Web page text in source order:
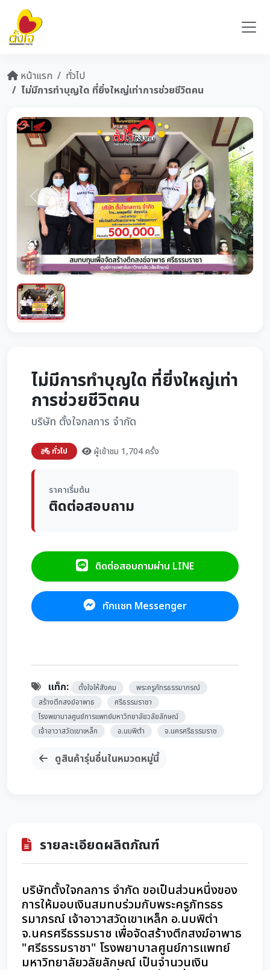
หน้าแรก
ทั่วไป
ไม่มีการทำบุญใด ที่ยิ่งใหญ่เท่าการช่วยชีวิตคน
Previous Next
ไม่มีการทำบุญใด ที่ยิ่งใหญ่เท่า
การช่วยชีวิตคน
บริษัท ตั้งใจกลการ จำกัด
ทั่วไป ผู้เข้าชม 1,704 ครั้ง
ราคาเริ่มต้น
ติดต่อสอบถาม
ติดต่อสอบถามผ่าน LINE
ทักแชท Messenger
แท็ก: ตั้งใจให้สังคม
พระครูภัทรธรรมาภรณ์
สร้างตึกสงฆ์อาพาธ
ศรีธรรมราชา
โรงพยาบาลศูนย์การแพทย์มหาวิทยาลัยวลัยลักษณ์
เจ้าอาวาสวัดเขาเหล็ก
อ.นบพิตำ จ.นครศรีธรรมราช
ดูสินค้ารุ่นอื่นในหมวดหมู่นี้
รายละเอียดผลิตภัณฑ์
บริษัทตั้งใจกลการ จำกัด ขอเป็นส่วนหนึ่งของ
การให้มอบเงินสมทบร่วมกับพระครูภัทรธร
รมาภรณ์ เจ้าอาวาสวัดเขาเหล็ก อ.นบพิตำ
จ.นครศรีธรรมราช เพื่อจัดสร้างตึกสงฆ์อาพาธ
"ศรีธรรมราชา" โรงพยาบาลศูนย์การแพทย์
มหาวิทยาลัยวลัยลักษณ์ เป็นจำนวนเงิน